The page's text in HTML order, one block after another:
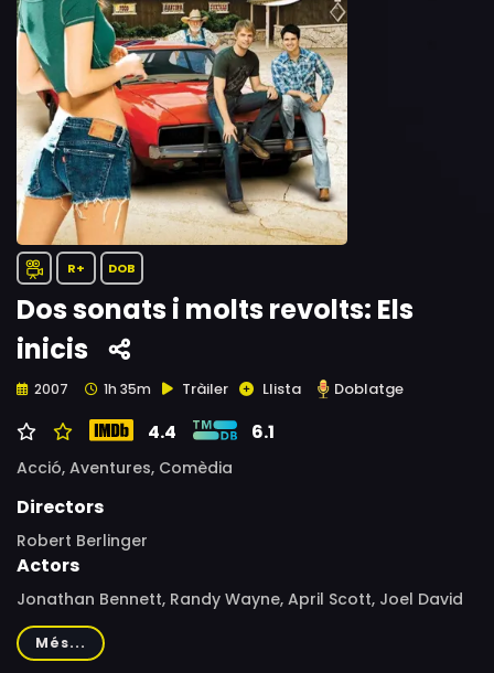
R+ DOB
Dos sonats i molts revolts: Els
inicis
2007 1h 35m Tràiler Llista Doblatge
4.4 6.1
Acció, Aventures, Comèdia
Directors
Robert Berlinger
Actors
Jonathan Bennett, Randy Wayne, April Scott, Joel David
Moore, Harland Williams, Sherilyn Fenn, Willie Nelson,
Christopher McDonald, Todd Grinnell, Gary Cole, Jennifer
Més...